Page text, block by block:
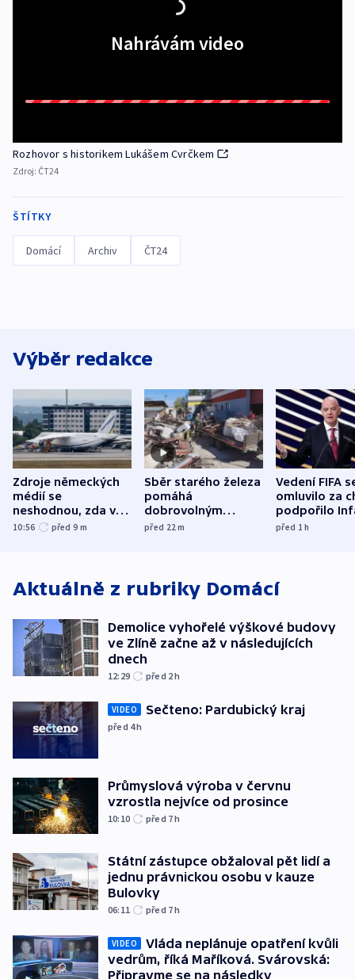
Nahrávám video
Rozhovor s historikem Lukášem Cvrčkem
Zdroj: ČT24
ŠTÍTKY
Domácí Archiv ČT24
Výběr redakce
Zdroje německých
médií se
neshodnou, zda v
letadle ohroženém
10:56 před 9 m
Sběr starého železa
pomáhá
dobrovolným
hasičům financovat
před 22m
Vedení FIFA
omluvilo za
podpořilo
UEFA trvá na
před 1h
Aktuálně z rubriky Domácí
Demolice vyhořelé výškové budovy
ve Zlíně začne až v následujících
dnech
12:29 před 2h
VIDEO Sečteno: Pardubický kraj
před 4h
Průmyslová výroba v červnu
vzrostla nejvíce od prosince
10:10 před 7h
Státní zástupce obžaloval pět lidí a
jednu právnickou osobu v kauze
Bulovky
06:11 před 7h
VIDEO
Vláda neplánuje opatření kvůli
vedrům, říká Maříková. Svárovská:
Připravme se na následky